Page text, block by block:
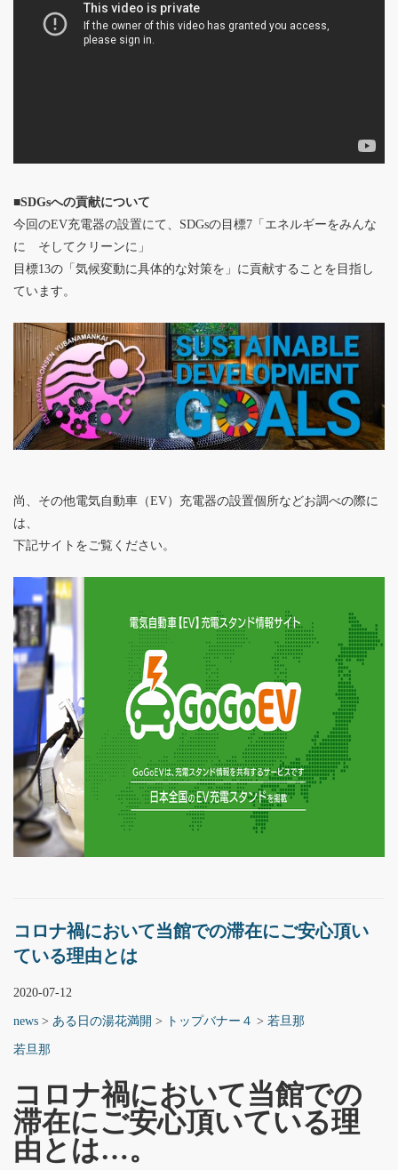
■SDGsへの貢献について
今回のEV充電器の設置にて、SDGsの目標7「エネルギーをみんな
に そしてクリーンに」
目標13の「気候変動に具体的な対策を」に貢献することを目指し
ています。
尚、その他電気自動車（EV）充電器の設置個所などお調べの際に
は、
下記サイトをご覧ください。
コロナ禍において当館での滞在にご安心頂い
ている理由とは
2020-07-12
news > ある日の湯花満開 > トップバナー４ > 若旦那
若旦那
コロナ禍において当館での
滞在にご安心頂いている理
由とは…。